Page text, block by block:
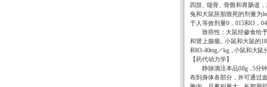
四肢、颌骨、 骨骼和胃肠道 ，
兔和大鼠胚胎致死的剂量为
于人等效剂量0 ． 015和O ．
致癌性 ： 大鼠经掺食给
和肾上腺瘤。小鼠和大鼠的
和lO-40mg／kg，小鼠和大鼠
【药代动力学】
静脉滴注本品08g，5分
布到身体各部分 ， 并可通过血